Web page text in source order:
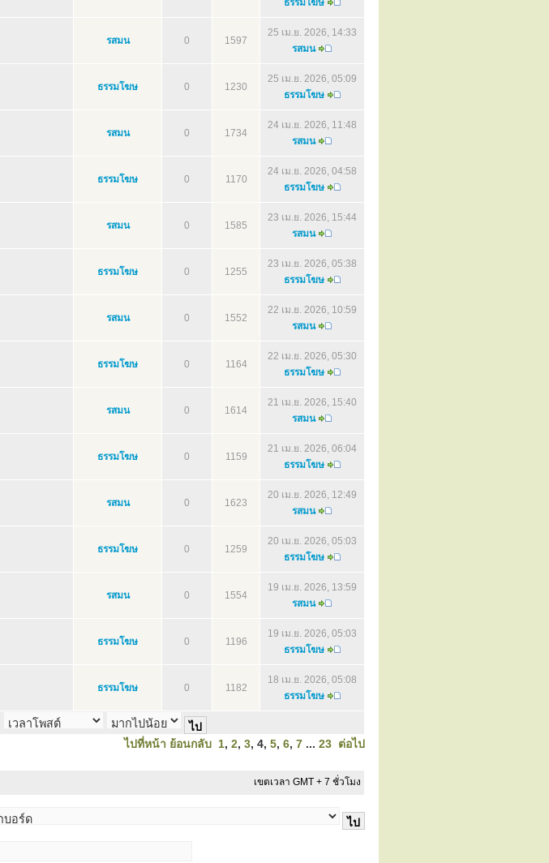
ธรรมโฆษ
รสมน 0 1597
25 เม.ย. 2026, 14:33
รสมน
ธรรมโฆษ 0 1230
25 เม.ย. 2026, 05:09
ธรรมโฆษ
รสมน 0 1734
24 เม.ย. 2026, 11:48
รสมน
ธรรมโฆษ 0 1170
24 เม.ย. 2026, 04:58
ธรรมโฆษ
รสมน 0 1585
23 เม.ย. 2026, 15:44
รสมน
ธรรมโฆษ 0 1255
23 เม.ย. 2026, 05:38
ธรรมโฆษ
รสมน 0 1552
22 เม.ย. 2026, 10:59
รสมน
ธรรมโฆษ 0 1164
22 เม.ย. 2026, 05:30
ธรรมโฆษ
รสมน 0 1614
21 เม.ย. 2026, 15:40
รสมน
ธรรมโฆษ 0 1159
21 เม.ย. 2026, 06:04
ธรรมโฆษ
รสมน 0 1623
20 เม.ย. 2026, 12:49
รสมน
ธรรมโฆษ 0 1259
20 เม.ย. 2026, 05:03
ธรรมโฆษ
รสมน 0 1554
19 เม.ย. 2026, 13:59
รสมน
ธรรมโฆษ 0 1196
19 เม.ย. 2026, 05:03
ธรรมโฆษ
ธรรมโฆษ 0 1182
18 เม.ย. 2026, 05:08
ธรรมโฆษ
ไปที่หน้า ย้อนกลับ 1, 2, 3, 4, 5, 6, 7 ... 23 ต่อไป
เขตเวลา GMT + 7 ชั่วโมง